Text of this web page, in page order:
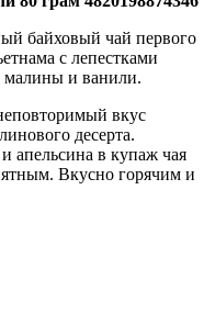
байховый чай первого
с лепестками
малины и ванили.
вкус
десерта.
апельсина в купаж чая
Вкусно горячим и